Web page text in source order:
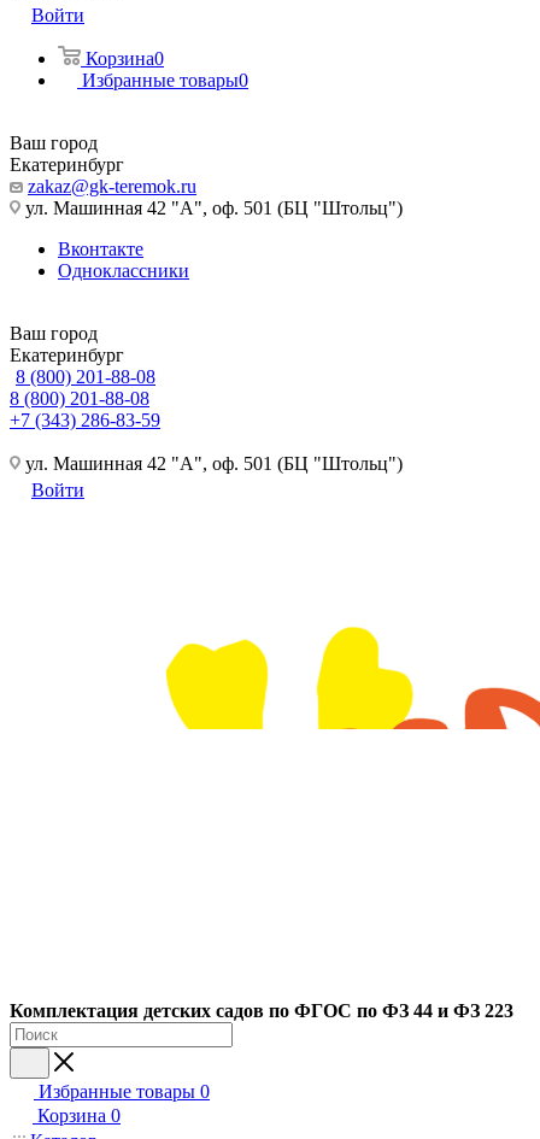
Войти
Корзина0
Избранные товары0
Ваш город
Екатеринбург
zakaz@gk-teremok.ru
ул. Машинная 42 "А", оф. 501 (БЦ "Штольц")
Вконтакте
Одноклассники
Ваш город
Екатеринбург
8 (800) 201-88-08
8 (800) 201-88-08
+7 (343) 286-83-59
ул. Машинная 42 "А", оф. 501 (БЦ "Штольц")
Войти
Комплектация детских садов по ФГОC по ФЗ 44 и ФЗ 223
Избранные товары 0
Корзина 0